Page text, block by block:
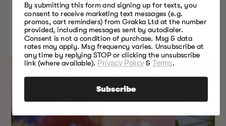
IETS VOOR
ELK SEIZOEN
By submitting this form and signing up for texts, you
consent to receive marketing text messages (e.g.
promos, cart reminders) from Grakka Ltd at the number
provided, including messages sent by autodialer.
Consent is not a condition of purchase. Msg & data
rates may apply. Msg frequency varies. Unsubscribe at
any time by replying STOP or clicking the unsubscribe
link (where available). Privacy Policy&Terms.
Subscribe